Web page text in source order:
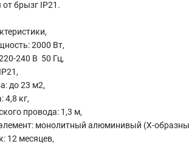
сантехнические
подачи воды
накопительные
сантехнические
брызг IP21.
2000 Вт,
240 В 50 Гц,
до 23 м2,
4,8 кг,
провода: 1,3 м,
монолитный алюминивый (Х-
12 месяцев,